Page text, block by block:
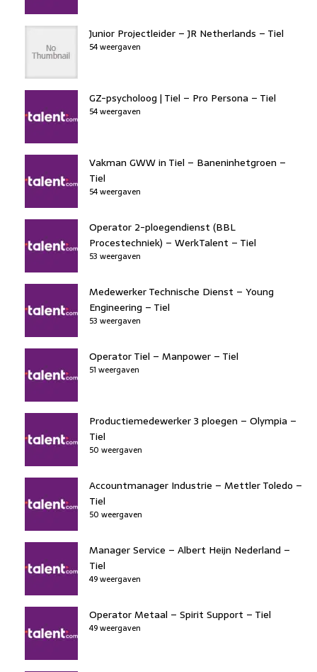
Junior Projectleider – JR Netherlands – Tiel
54 weergaven
GZ-psycholoog | Tiel – Pro Persona – Tiel
54 weergaven
Vakman GWW in Tiel – Baneninhetgroen –
Tiel
54 weergaven
Operator 2-ploegendienst (BBL
Procestechniek) – WerkTalent – Tiel
53 weergaven
Medewerker Technische Dienst – Young
Engineering – Tiel
53 weergaven
Operator Tiel – Manpower – Tiel
51 weergaven
Productiemedewerker 3 ploegen – Olympia –
Tiel
50 weergaven
Accountmanager Industrie – Mettler Toledo –
Tiel
50 weergaven
Manager Service – Albert Heijn Nederland –
Tiel
49 weergaven
Operator Metaal – Spirit Support – Tiel
49 weergaven